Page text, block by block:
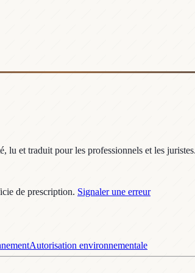
lu et traduit pour les professionnels et les
de prescription. Signaler une erreur
Autorisation environnementale